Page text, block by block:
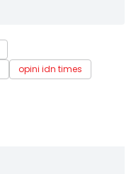
opini idn times